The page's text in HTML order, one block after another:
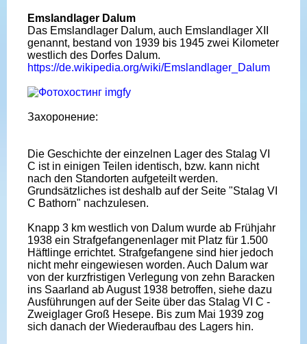
Emslandlager Dalum
Das Emslandlager Dalum, auch Emslandlager XII
genannt, bestand von 1939 bis 1945 zwei Kilometer
westlich des Dorfes Dalum.
https://de.wikipedia.org/wiki/Emslandlager_Dalum
Захоронение:
Die Geschichte der einzelnen Lager des Stalag VI
C ist in einigen Teilen identisch, bzw. kann nicht
nach den Standorten aufgeteilt werden.
Grundsätzliches ist deshalb auf der Seite "Stalag VI
C Bathorn" nachzulesen.
Knapp 3 km westlich von Dalum wurde ab Frühjahr
1938 ein Strafgefangenenlager mit Platz für 1.500
Häftlinge errichtet. Strafgefangene sind hier jedoch
nicht mehr eingewiesen worden. Auch Dalum war
von der kurzfristigen Verlegung von zehn Baracken
ins Saarland ab August 1938 betroffen, siehe dazu
Ausführungen auf der Seite über das Stalag VI C -
Zweiglager Groß Hesepe. Bis zum Mai 1939 zog
sich danach der Wiederaufbau des Lagers hin.